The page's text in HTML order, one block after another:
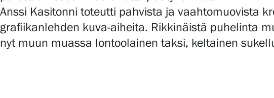
Medialle
Vastuullisuus
Anssi Kasitonni toteutti pahvista ja vaahtomuovista
grafiikanlehden kuva-aiheita. Rikkinäistä puhelinta
nyt muun muassa lontoolainen taksi, keltainen